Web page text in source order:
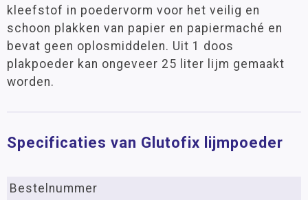
kleefstof in poedervorm voor het veilig en
schoon plakken van papier en papiermaché en
bevat geen oplosmiddelen. Uit 1 doos
plakpoeder kan ongeveer 25 liter lijm gemaakt
worden.
Specificaties van Glutofix lijmpoeder
Bestelnummer